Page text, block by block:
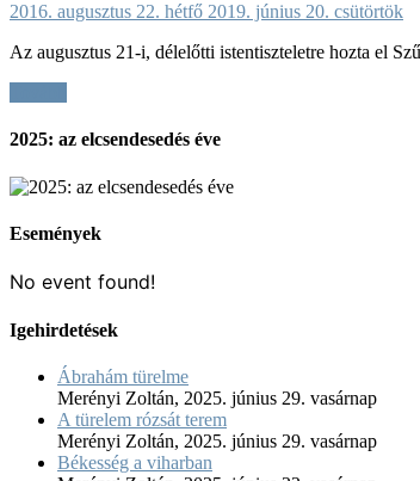
2016. augusztus 22. hétfő 2019. június 20. csütörtök
Az augusztus 21-i, délelőtti istentiszteletre hozta el
2025: az elcsendesedés éve
Események
No event found!
Igehirdetések
Ábrahám türelme
Merényi Zoltán, 2025. június 29. vasárnap
A türelem rózsát terem
Merényi Zoltán, 2025. június 29. vasárnap
Békesség a viharban